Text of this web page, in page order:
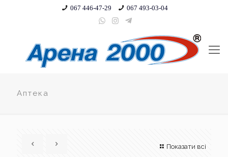
067 446-47-29 067 493-03-04
Аптека
Показати всі